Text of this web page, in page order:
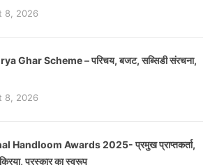
8, 2026
Ghar Scheme – परिचय, बजट, सब्सिडी संरचना,
8, 2026
Handloom Awards 2025- प्रमुख प्राप्तकर्ता,
पुरस्कार का स्वरूप